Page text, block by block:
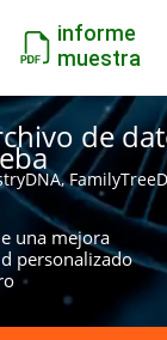
informe
muestra
de
una mejora
personalizado